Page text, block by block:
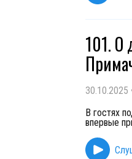
101. О
30.10.2025
В гостях
впервые